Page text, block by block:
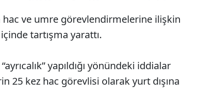
hac ve umre görevlendirmelerine ilişkin
tartışma yarattı.
yapıldığı yönündeki iddialar
25 kez hac görevlisi olarak yurt dışına